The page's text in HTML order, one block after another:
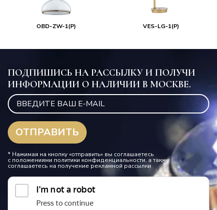
OBD-ZW-1(P) VES-LG-1(P)
ПОДПИШИСЬ НА РАССЫЛКУ И ПОЛУЧИ
ИНФОРМАЦИИ О НАЛИЧИИ В МОСКВЕ.
* Нажимая на кнопку «отправить» вы соглашаетесь
с положениями политики конфиденциальности, а также
соглашаетесь на получение рекламной рассылки